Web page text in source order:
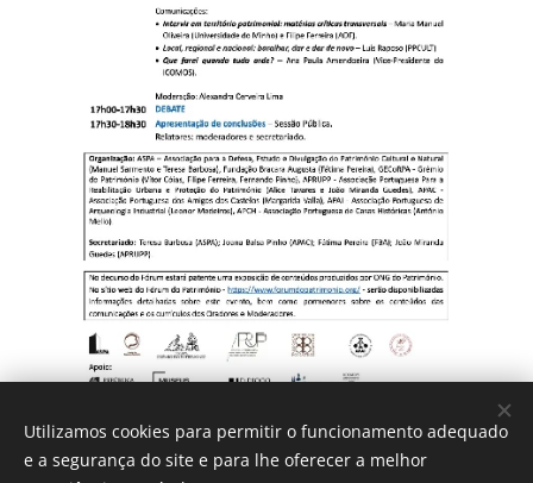
Utilizamos cookies para permitir o funcionamento adequado
e a segurança do site e para lhe oferecer a melhor